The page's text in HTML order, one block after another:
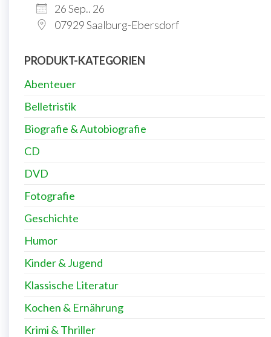
26 Sep.. 26
07929 Saalburg-Ebersdorf
PRODUKT-KATEGORIEN
Abenteuer
Belletristik
Biografie & Autobiografie
CD
DVD
Fotografie
Geschichte
Humor
Kinder & Jugend
Klassische Literatur
Kochen & Ernährung
Krimi & Thriller